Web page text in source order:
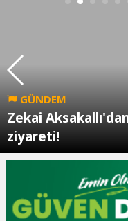
GÜNDEM
Zekai
ziyareti!